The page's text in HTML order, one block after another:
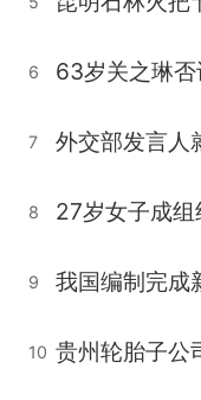
6 63岁关之琳
7
8
9 我国编制完成
10